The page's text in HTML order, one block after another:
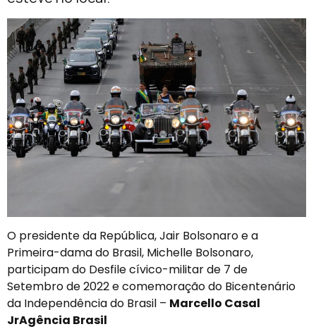
O presidente da República, Jair Bolsonaro e a
Primeira-dama do Brasil, Michelle Bolsonaro,
participam do Desfile cívico-militar de 7 de
Setembro de 2022 e comemoração do Bicentenário
da Independência do Brasil – Marcello Casal
JrAgência Brasil